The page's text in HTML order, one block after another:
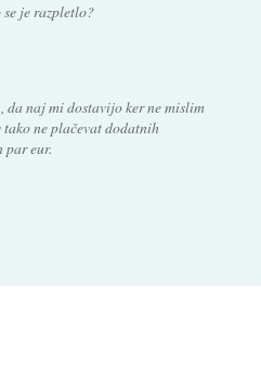
je razpletlo?
naj mi dostavijo ker ne mislim
ne plačevat dodatnih
par eur.